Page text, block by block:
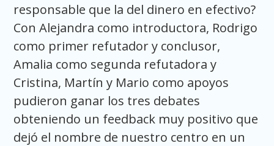
responsable que la del dinero en efectivo?
Con Alejandra como introductora, Rodrigo
como primer refutador y conclusor,
Amalia como segunda refutadora y
Cristina, Martín y Mario como apoyos
pudieron ganar los tres debates
obteniendo un feedback muy positivo que
dejó el nombre de nuestro centro en un